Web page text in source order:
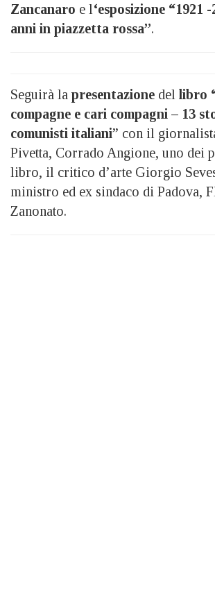
Zancanaro e l‘esposizione “1921
anni in piazzetta rossa”.
Seguirà la presentazione del libro
compagne e cari compagni – 13
comunisti italiani” con il
Pivetta, Corrado Angione, uno dei
libro, il critico d’arte Giorgio
ministro ed ex sindaco di Padova,
Zanonato.